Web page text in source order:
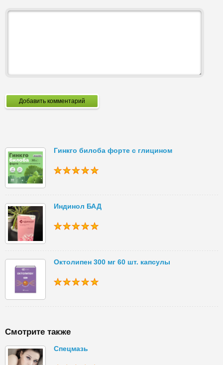
Добавить комментарий
Гинкго билоба форте с глицином
Индинол БАД
Октолипен 300 мг 60 шт. капсулы
Смотрите также
Спецмазь